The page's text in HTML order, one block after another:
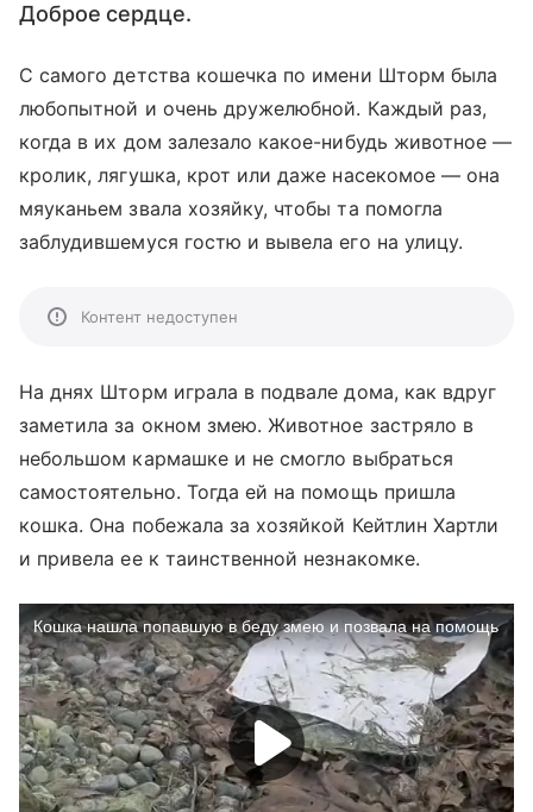
Доброе сердце.
С самого детства кошечка по имени Шторм была
любопытной и очень дружелюбной. Каждый раз,
когда в их дом залезало какое-нибудь животное —
кролик, лягушка, крот или даже насекомое — она
мяуканьем звала хозяйку, чтобы та помогла
заблудившемуся гостю и вывела его на улицу.
Контент недоступен
На днях Шторм играла в подвале дома, как вдруг
заметила за окном змею. Животное застряло в
небольшом кармашке и не смогло выбраться
самостоятельно. Тогда ей на помощь пришла
кошка. Она побежала за хозяйкой Кейтлин Хартли
и привела ее к таинственной незнакомке.